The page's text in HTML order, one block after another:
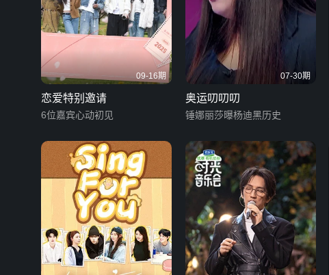
09-16期
恋爱特别邀请
6位嘉宾心动初见
07-30期
奥运叨叨叨
锤娜丽莎曝杨迪黑历史